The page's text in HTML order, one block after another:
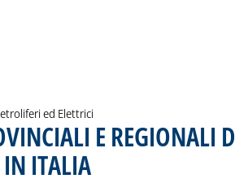
ed Elettrici
E REGIONALI
IN ITALIA